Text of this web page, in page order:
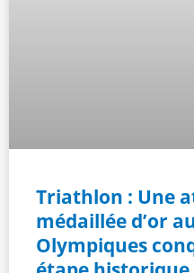
Triathlon : Une
médaillée d’or
Olympiques